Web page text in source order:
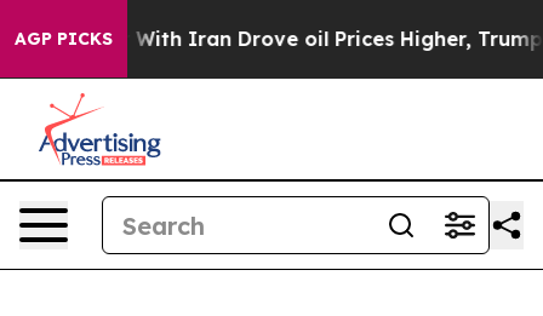
AGP PICKS
war With Iran Drove oil Prices Higher, Trump Gave